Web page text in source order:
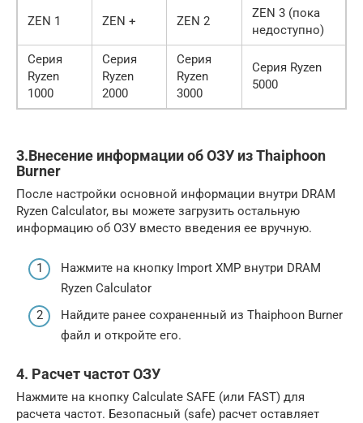
ZEN 1 ZEN + ZEN 2
ZEN 3 (пока
недоступно)
Серия
Ryzen
1000
Серия
Ryzen
2000
Серия
Ryzen
3000
Серия Ryzen
5000
3.Внесение информации об ОЗУ из Thaiphoon
Burner
После настройки основной информации внутри DRAM
Ryzen Calculator, вы можете загрузить остальную
информацию об ОЗУ вместо введения ее вручную.
Нажмите на кнопку Import XMP внутри DRAM
Ryzen Calculator
Найдите ранее сохраненный из Thaiphoon Burner
файл и откройте его.
4. Расчет частот ОЗУ
Нажмите на кнопку Calculate SAFE (или FAST) для
расчета частот. Безопасный (safe) расчет оставляет